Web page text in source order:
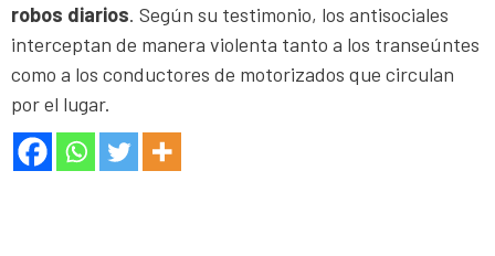
robos diarios. Según su testimonio, los antisociales
interceptan de manera violenta tanto a los transeúntes
como a los conductores de motorizados que circulan
por el lugar.